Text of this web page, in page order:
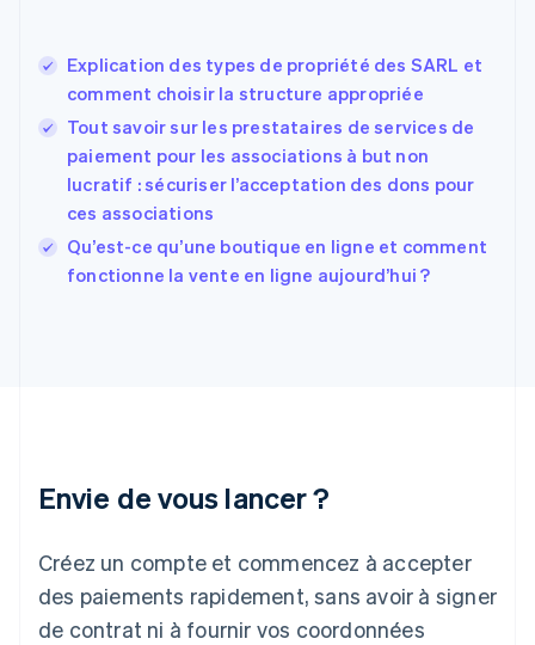
Explication des types de propriété des SARL et
comment choisir la structure appropriée
Tout savoir sur les prestataires de services de
paiement pour les associations à but non
lucratif : sécuriser l’acceptation des dons pour
ces associations
Qu’est-ce qu’une boutique en ligne et comment
fonctionne la vente en ligne aujourd’hui ?
Envie de vous lancer ?
Créez un compte et commencez à accepter
des paiements rapidement, sans avoir à signer
de contrat ni à fournir vos coordonnées
États-Unis
EnglishEspañol简体中文
Finlande
English Svenska
Français English
Gibraltar
English
Grèce
Japon
Lettonie
English
Liechtenstein
DeutschEnglish